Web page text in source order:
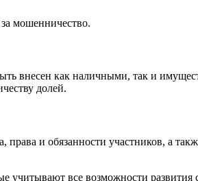
мошенничество.
внесен как наличными, так и
долей.
права и обязанности участников, а
учитывают все возможности